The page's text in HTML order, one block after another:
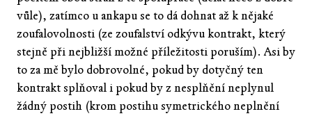
vůle), zatímco u ankapu se to dá dohnat až k nějaké
zoufalovolnosti (ze zoufalství odkývu kontrakt, který
stejně při nejbližší možné příležitosti poruším). Asi by
to za mě bylo dobrovolné, pokud by dotyčný ten
kontrakt splňoval i pokud by z nesplňění neplynul
žádný postih (krom postihu symetrického neplnění